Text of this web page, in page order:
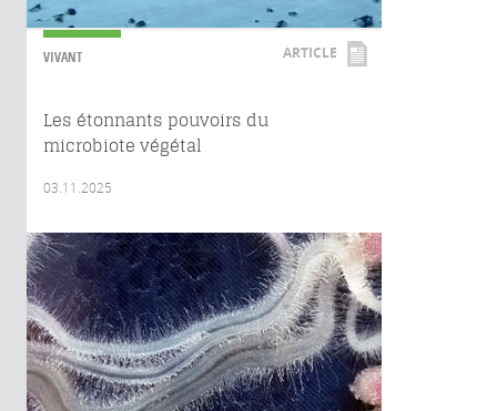
VIVANT ARTICLE
Les étonnants pouvoirs du
microbiote végétal
03.11.2025